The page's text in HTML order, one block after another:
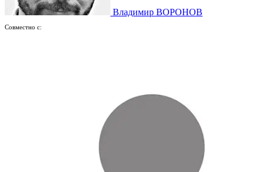
Владимир ВОРОНОВ
Совместно с: